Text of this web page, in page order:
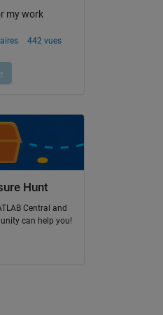
Hunt
Central and
can help you!